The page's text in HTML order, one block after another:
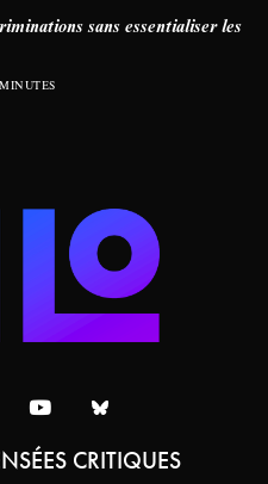
sans essentialiser les
CRITIQUES